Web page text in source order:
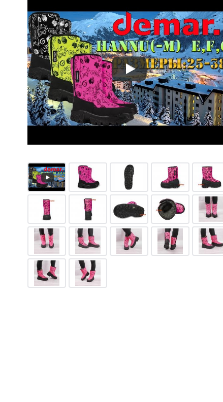
Артикул: 4010NE
Дитячі зимові дутики
Demar Snowmen 2 Silver
NE
779грн.